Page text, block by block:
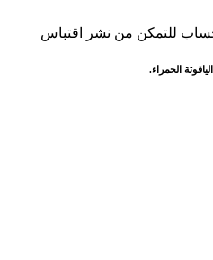
للتمكن من نشر اقتباس
الحمراء.